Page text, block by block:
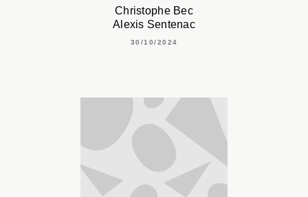
Christophe Bec
Alexis Sentenac
30/10/2024